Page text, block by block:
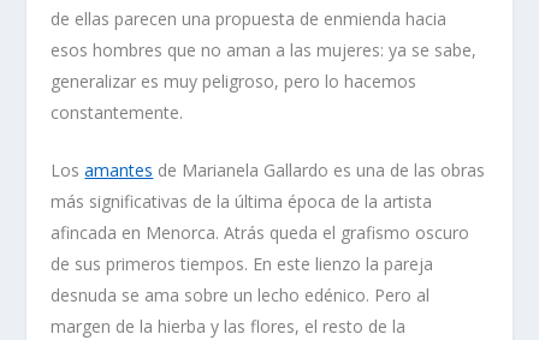
de ellas parecen una propuesta de enmienda hacia
esos hombres que no aman a las mujeres:ya se sabe,
generalizar es muy peligroso, pero lo hacemos
constantemente.
Losamantes de Marianela Gallardo es una de las obras
más significativas de la última época de la artista
afincada en Menorca. Atrás queda el grafismo oscuro
de sus primeros tiempos. En este lienzo la pareja
desnuda se ama sobre un lecho edénico. Pero al
margen de la hierba y las flores, el resto de la